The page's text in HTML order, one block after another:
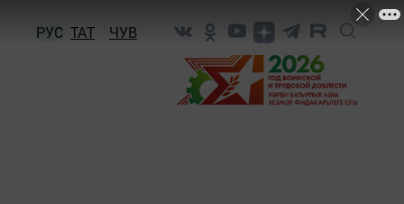
РУС ТАТ ЧУВ